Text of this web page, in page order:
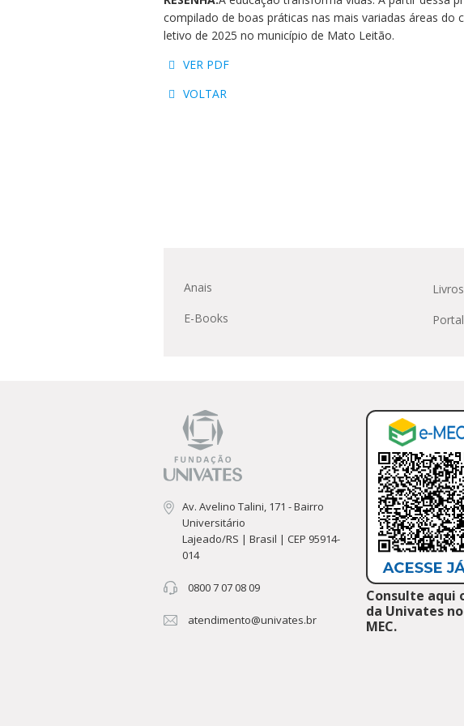
Residências Médicas
Trabalhe Conosco
Orquestra Gustavo Adolfo
Univates
compilado de boas práticas nas mais variadas áreas do
letivo de 2025 no município de Mato Leitão.
VER PDF
VOLTAR
Anais
E-Books
Livros
Av. Avelino Talini, 171 - Bairro
Universitário
Lajeado/RS | Brasil | CEP 95914-
014
0800 7 07 08 09
atendimento@univates.br
Consulte aqui
da Univates
MEC.